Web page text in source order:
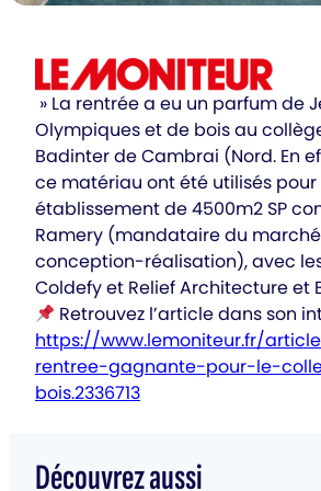
» La rentrée a eu un parfum de
Olympiques et de bois au
Badinter de Cambrai (Nord. En
ce matériau ont été utilisés
établissement de 4500m2 SP
Ramery (mandataire du
conception-réalisation), avec
Coldefy et Relief Architecture et
Retrouvez l’article dans son
https://www.lemoniteur.fr/
rentree-gagnante-pour-le-
bois.2336713
Découvrez aussi